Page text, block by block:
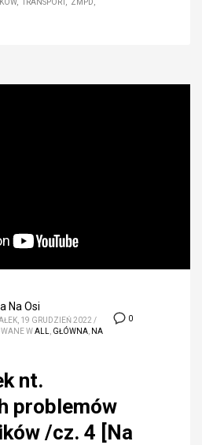
TRANSPORT ZMPD
0
Na Osi
19 GRUDZIEŃ 2022 /
WALL GŁÓWNA NA
nt.
problemów
/cz. 4 [Na